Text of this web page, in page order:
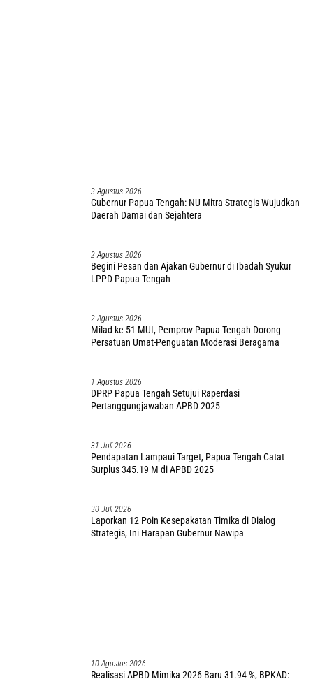
3 Agustus 2026
Gubernur Papua Tengah: NU Mitra Strategis Wujudkan
Daerah Damai dan Sejahtera
2 Agustus 2026
Begini Pesan dan Ajakan Gubernur di Ibadah Syukur
LPPD Papua Tengah
2 Agustus 2026
Milad ke 51 MUI, Pemprov Papua Tengah Dorong
Persatuan Umat-Penguatan Moderasi Beragama
1 Agustus 2026
DPRP Papua Tengah Setujui Raperdasi
Pertanggungjawaban APBD 2025
31 Juli 2026
Pendapatan Lampaui Target, Papua Tengah Catat
Surplus 345.19 M di APBD 2025
30 Juli 2026
Laporkan 12 Poin Kesepakatan Timika di Dialog
Strategis, Ini Harapan Gubernur Nawipa
10 Agustus 2026
Realisasi APBD Mimika 2026 Baru 31.94 %, BPKAD: